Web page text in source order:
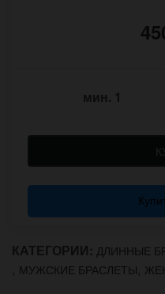
мин. 1
КАТЕГОРИИ: ДЛИННЫЕ
, МУЖСКИЕ БРАСЛЕТЫ,